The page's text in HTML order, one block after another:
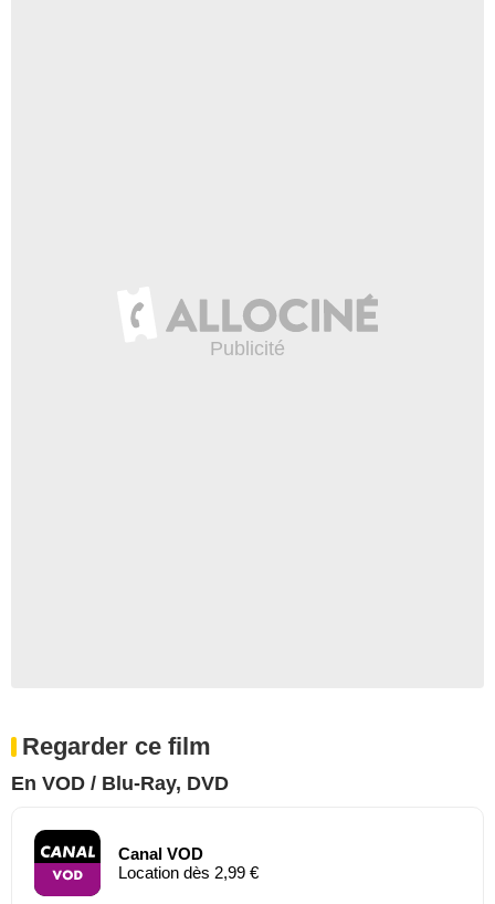
Regarder ce film
En VOD / Blu-Ray, DVD
Canal VOD
Location dès 2,99 €